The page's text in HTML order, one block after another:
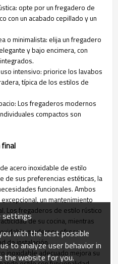
opte por un fregadero de
con un acabado cepillado y un
o minimalista: elija un fregadero
y bajo encimera, con
intensivo: priorice los lavabos
típica de los estilos de
Los fregaderos modernos
compactos son
final
acero inoxidable de estilo
de sus preferencias estéticas, la
funcionales. Ambos
un mantenimiento
Los fregaderos de estilo rústico
de su cocina, mientras
modernos ofrecen
de instalación.
inoxidable adecuado mejora su
settings
with the best possible
to analyze user behavior in
the website for you.